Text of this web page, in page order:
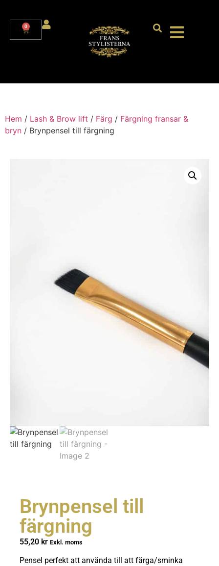
0
Hem / Lash & Brow lift / Färg / Färgning fransar &
bryn / Brynpensel till färgning
Brynpensel till
färgning
55,20 kr Exkl. moms
Pensel perfekt att använda till att färga/sminka